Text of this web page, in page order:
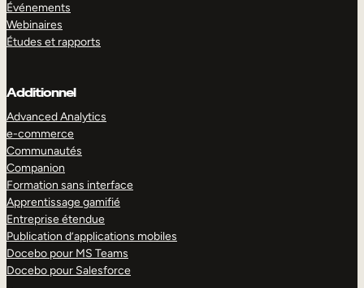
Événements
Webinaires
Études et rapports
Additionnel
Advanced Analytics
e-commerce
Communautés
Companion
Formation sans interface
Apprentissage gamifié
Entreprise étendue
Publication d’applications mobiles
Docebo pour MS Teams
Docebo pour Salesforce